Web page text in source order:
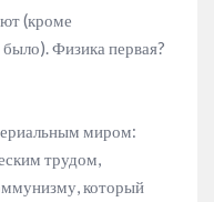
(кроме
Физика первая?
миром:
трудом,
который